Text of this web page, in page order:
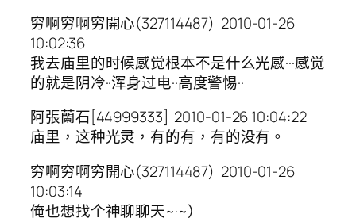
穷啊穷啊穷開心(327114487) 2010-01-26
10:02:36
我去庙里的时候感觉根本不是什么光感···感觉
的就是阴冷··浑身过电··高度警惕··
阿張蘭石[44999333] 2010-01-26 10:04:22
庙里，这种光灵，有的有，有的没有。
穷啊穷啊穷開心(327114487) 2010-01-26
10:03:14
俺也想找个神聊聊天~·~）